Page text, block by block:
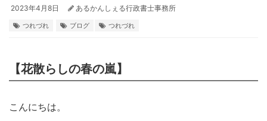
2023年4月8日 あるかんしぇる行政書士事務所
つれづれ ブログ つれづれ
【花散らしの春の嵐】
こんにちは。